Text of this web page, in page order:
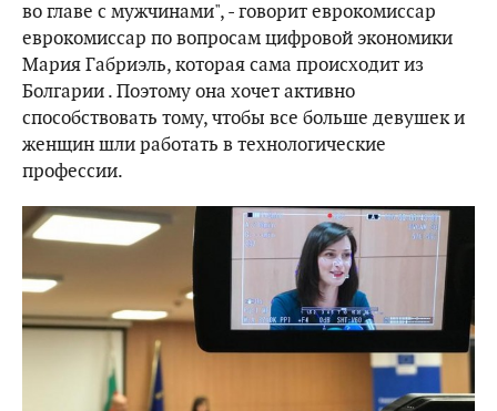
во главе с мужчинами", - говорит еврокомиссар
еврокомиссар по вопросам цифровой экономики
Мария Габриэль, которая сама происходит из
Болгарии . Поэтому она хочет активно
способствовать тому, чтобы все больше девушек и
женщин шли работать в технологические
профессии.